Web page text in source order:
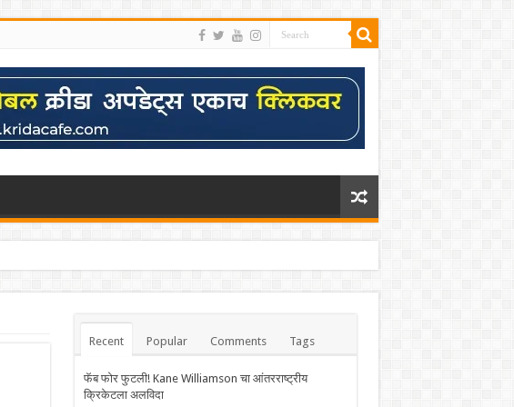
Recent Popular Comments Tags
फॅब फोर फुटली! Kane Williamson चा आंतरराष्ट्रीय
क्रिकेटला अलविदा